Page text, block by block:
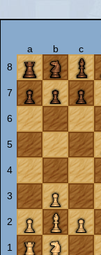
a b c
8
7
6
5
4
3
2
1